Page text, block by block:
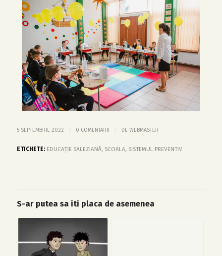
5 SEPTEMBRIE 2022 / 0 COMENTARII / DE WEBMASTER
ETICHETE: EDUCAȚIE SALEZIANĂ, SCOALA, SISTEMUL PREVENTIV
S-ar putea sa iti placa de asemenea